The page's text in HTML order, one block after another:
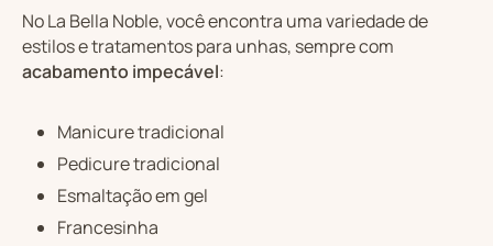
No La Bella Noble, você encontra uma variedade de
estilos e tratamentos para unhas, sempre com
acabamento impecável:
Manicure tradicional
Pedicure tradicional
Esmaltação em gel
Francesinha